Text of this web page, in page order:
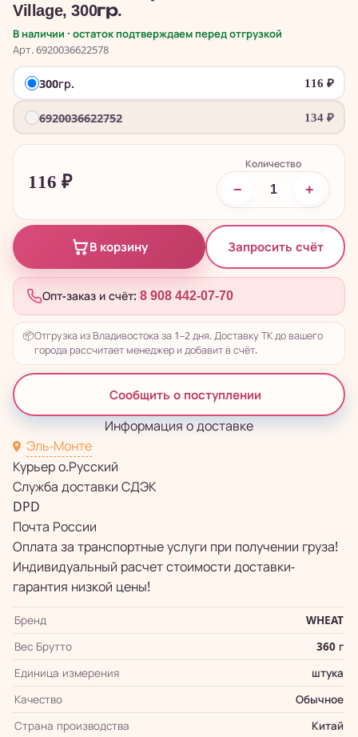
Village, 300гр.
В наличии · остаток подтверждаем перед отгрузкой
Арт. 6920036622578
300гр. 116 ₽
6920036622752 134 ₽
116 ₽
Количество
− +
В корзину Запросить счёт
Опт-заказ и счёт: 8 908 442-07-70
📦Отгрузка из Владивостока за 1–2 дня. Доставку ТК до вашего
города рассчитает менеджер и добавит в счёт.
Сообщить о поступлении
Информация о доставке
Эль-Монте
Курьер о.Русский
Служба доставки СДЭК
DPD
Почта России
Оплата за транспортные услуги при получении груза!
Индивидуальный расчет стоимости доставки-
гарантия низкой цены!
Бренд
WHEAT
Вес Брутто
360 г
Единица измерения
штука
Качество
Обычное
Страна производства
Китай